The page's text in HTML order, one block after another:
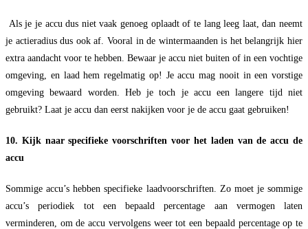
Als je je accu dus niet vaak genoeg oplaadt of te lang leeg laat, dan neemt
je actieradius dus ook af. Vooral in de wintermaanden is het belangrijk hier
extra aandacht voor te hebben. Bewaar je accu niet buiten of in een vochtige
omgeving, en laad hem regelmatig op! Je accu mag nooit in een vorstige
omgeving bewaard worden. Heb je toch je accu een langere tijd niet
gebruikt? Laat je accu dan eerst nakijken voor je de accu gaat gebruiken!
10. Kijk naar specifieke voorschriften voor het laden van de accu de
accu
Sommige accu’s hebben specifieke laadvoorschriften. Zo moet je sommige
accu’s periodiek tot een bepaald percentage aan vermogen laten
verminderen, om de accu vervolgens weer tot een bepaald percentage op te